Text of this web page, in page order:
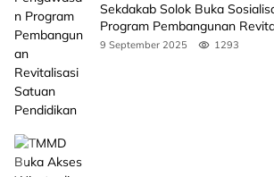
Sekdakab Solok Buka
Program Pembangunan
Pendidikan
9 September 2025 1293